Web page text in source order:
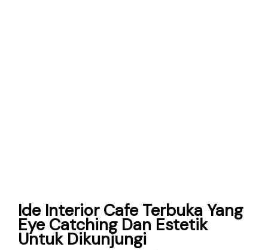
Ide Interior Cafe Terbuka Yang
Eye Catching Dan Estetik
Untuk Dikunjungi